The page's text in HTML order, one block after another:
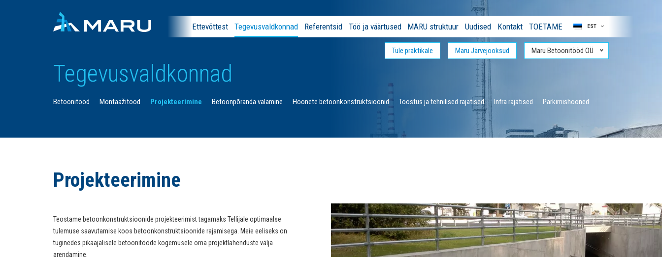
Ettevõttest Tegevusvaldkonnad Referentsid Töö ja väärtused MARU struktuur Uudised Kontakt TOETAME EST
Tule praktikale Maru Järvejooksud Maru Betoonitööd OÜ
Tegevusvaldkonnad
Betoonitööd Montaažitööd Projekteerimine Betoonpõranda valamine Hoonete betoonkonstruktsioonid Tööstus ja tehnilised rajatised Infra rajatised Parkimishooned
Projekteerimine
Teostame betoonkonstruktsioonide projekteerimist tagamaks Tellijale optimaalse
tulemuse saavutamise koos betoonkonstruktsioonide rajamisega. Meie eeliseks on
tuginedes pikaajalisele betoonitööde kogemusele oma projektlahenduste välja
arendamine.